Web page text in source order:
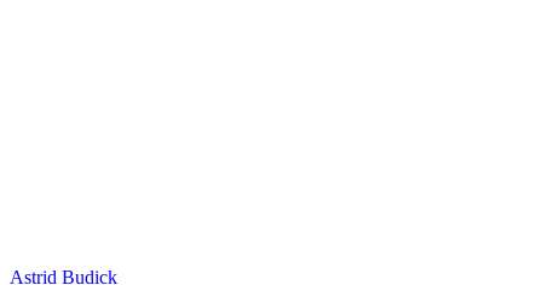
Astrid Budick